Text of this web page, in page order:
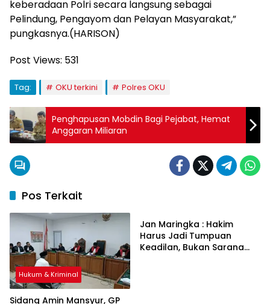
keberadaan Polri secara langsung sebagai
Pelindung, Pengayom dan Pelayan Masyarakat,”
pungkasnya.(HARISON)
Post Views: 531
Tag: OKU terkini Polres OKU
Penghapusan Mobdin Bagi Pejabat, Hemat
Anggaran Miliaran
Pos Terkait
Hukum & Kriminal
Sidang Amin Mansyur, GP
Jan Maringka : Hakim
Harus Jadi Tumpuan
Keadilan, Bukan Sarana